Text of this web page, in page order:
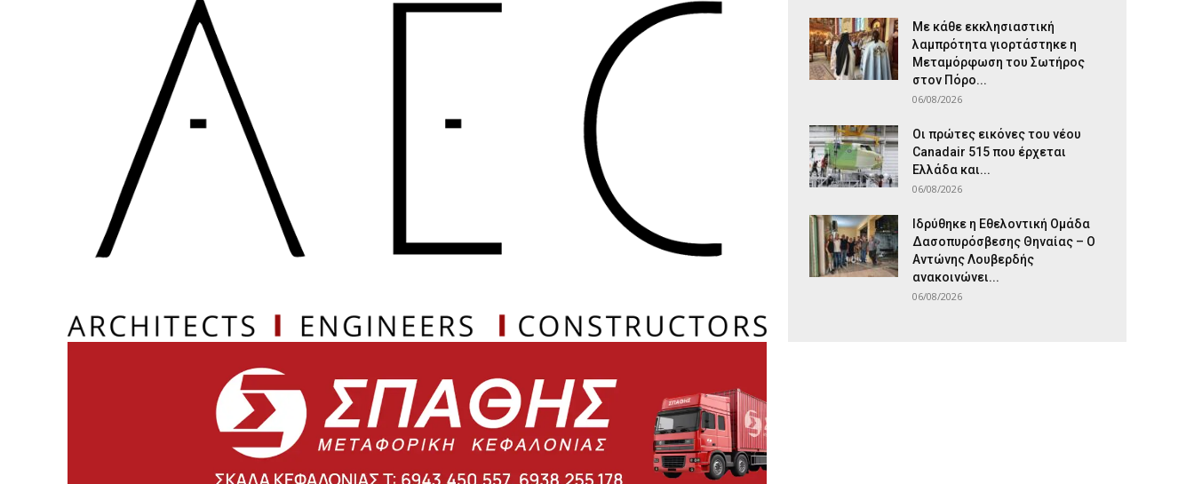
Με κάθε εκκλησιαστική
λαμπρότητα γιορτάστηκε η
Μεταμόρφωση του Σωτήρος
στον Πόρο...
06/08/2026
Οι πρώτες εικόνες του νέου
Canadair 515 που έρχεται
Ελλάδα και...
06/08/2026
Ιδρύθηκε η Εθελοντική Ομάδα
Δασοπυρόσβεσης Θηναίας – Ο
Αντώνης Λουβερδής
ανακοινώνει...
06/08/2026